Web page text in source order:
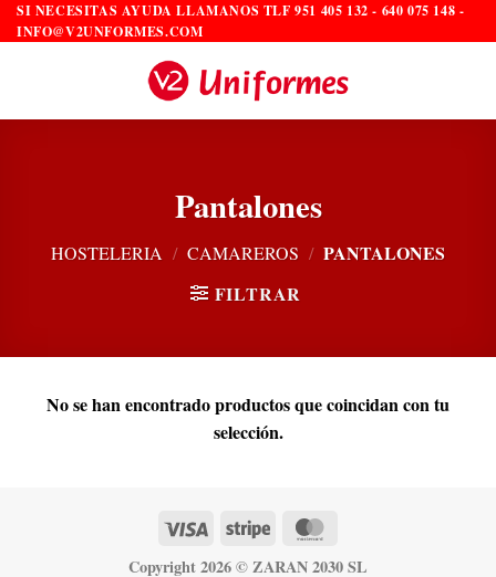
Saltar
al
SI NECESITAS AYUDA LLAMANOS TLF 951 405 132 - 640 075 148 -
INFO@V2UNFORMES.COM
Pantalones
HOSTELERIA / CAMAREROS / PANTALONES
FILTRAR
No se han encontrado productos que coincidan con tu
selección.
Visa Stripe
Copyright 2026 ©ZARAN 2030 SL